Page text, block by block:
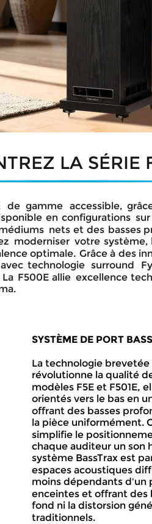
LA SÉRIE
de gamme accessible,
en configurations sur
nets et des basses
moderniser votre système,
optimale. Grâce à des
avec technologie surround
La F500E allie excellence
SYSTÈME DE PORT
La technologie
révolutionne la qualité
modèles F5E et F501E,
orientés vers le bas en
offrant des basses
la pièce uniformément.
simplifie le
chaque auditeur un son
système BassTrax est
espaces acoustiques
moins dépendants d'un
enceintes et offrant des
fond ni la distorsion
traditionnels.